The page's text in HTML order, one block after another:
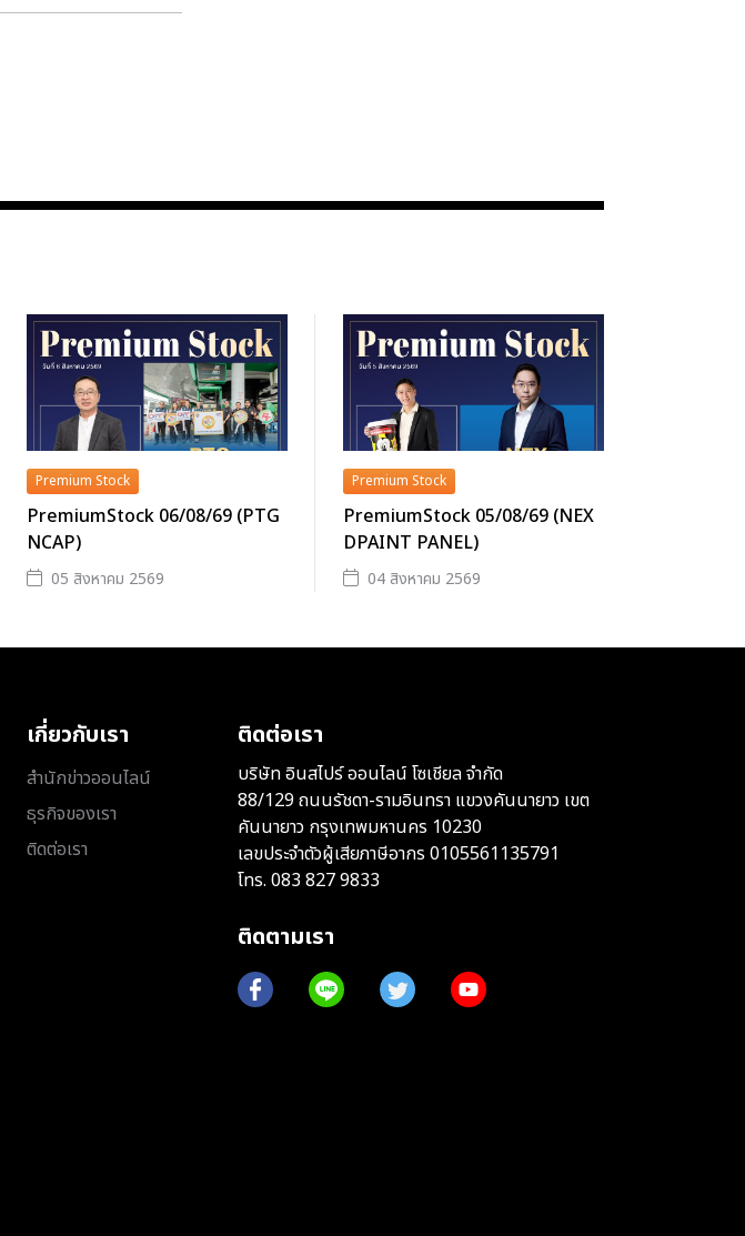
Premium Stock
PremiumStock 06/08/69 (PTG
NCAP)
05 สิงหาคม 2569
Premium Stock
PremiumStock 05/08/69 (NEX
DPAINT PANEL)
04 สิงหาคม 2569
เกี่ยวกับเรา
สำนักข่าวออนไลน์
ธุรกิจของเรา
ติดต่อเรา
ติดต่อเรา
บริษัท อินสไปร์ ออนไลน์ โซเชียล จำกัด
88/129 ถนนรัชดา-รามอินทรา แขวงคันนายาว เขต
คันนายาว กรุงเทพมหานคร 10230
เลขประจำตัวผู้เสียภาษีอากร 0105561135791
โทร. 083 827 9833
ติดตามเรา